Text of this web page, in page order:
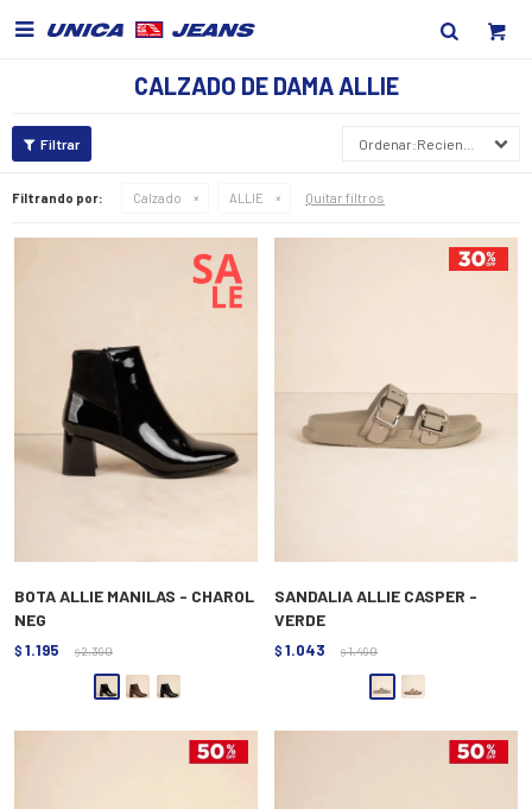

CALZADO DE DAMA ALLIE
Recientes
Filtrando por: Calzado ALLIE Quitar filtros
BOTA ALLIE MANILAS - CHAROL
NEG
$ 1.195 $ 2.390
SANDALIA ALLIE CASPER -
VERDE
$ 1.043 $ 1.490